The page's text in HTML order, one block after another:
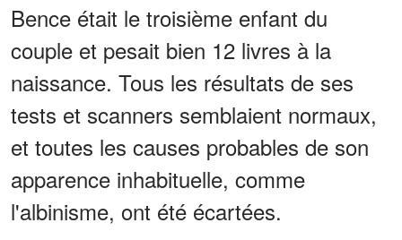
Bence était le troisième enfant du
couple et pesait bien 12 livres à la
naissance. Tous les résultats de ses
tests et scanners semblaient normaux,
et toutes les causes probables de son
apparence inhabituelle, comme
l'albinisme, ont été écartées.